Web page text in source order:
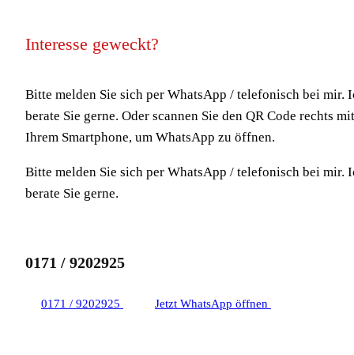
Interesse geweckt?
Bitte melden Sie sich per WhatsApp / telefonisch bei mir.
berate Sie gerne. Oder scannen Sie den QR Code rechts mit
Ihrem Smartphone, um WhatsApp zu öffnen.
Bitte melden Sie sich per WhatsApp / telefonisch bei mir.
berate Sie gerne.
0171 / 9202925
0171 / 9202925 Jetzt WhatsApp öffnen